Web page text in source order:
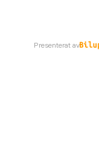
Presenterat av